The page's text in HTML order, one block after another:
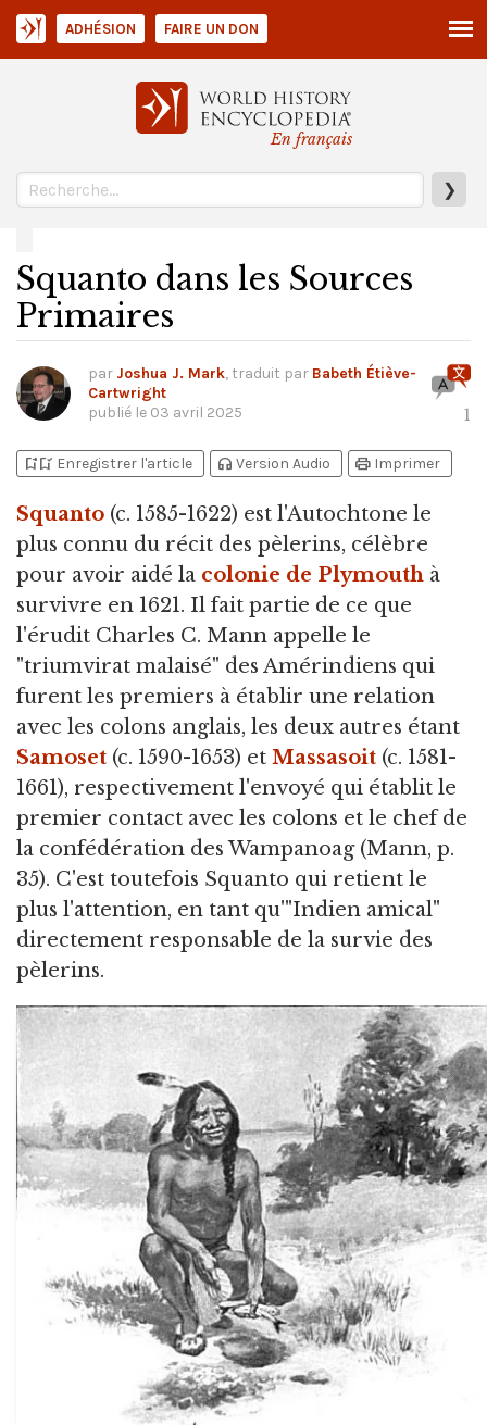
En français
❯
ADHÉSION FAIRE UN DON
Squanto dans les Sources
Primaires
par Joshua J. Mark, traduit par Babeth Étiève-
Cartwright
publié le 03 avril 2025 1
bookmark_addbookmark_added Enregistrer l'article headphones Version Audio print Imprimer
Squanto (c. 1585-1622) est l'Autochtone le
plus connu du récit des pèlerins, célèbre
pour avoir aidé la colonie de Plymouth à
survivre en 1621. Il fait partie de ce que
l'érudit Charles C. Mann appelle le
"triumvirat malaisé" des Amérindiens qui
furent les premiers à établir une relation
avec les colons anglais, les deux autres étant
Samoset (c. 1590-1653) et Massasoit (c. 1581-
1661), respectivement l'envoyé qui établit le
premier contact avec les colons et le chef de
la confédération des Wampanoag (Mann, p.
35). C'est toutefois Squanto qui retient le
plus l'attention, en tant qu'"Indien amical"
directement responsable de la survie des
pèlerins.